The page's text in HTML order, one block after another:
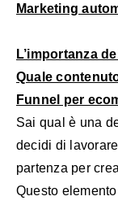
Marketing
L’importanza
Quale
Funnel per
Sai qual è una
decidi di
partenza per
Questo